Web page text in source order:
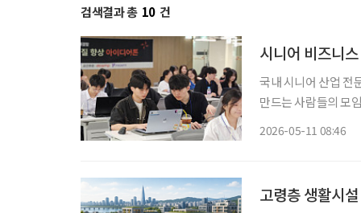
검색결과 총 10 건
시니어 비즈니
국내 시니어 산업 전
만드는 사람들의 모임’을 주제
2026-05-11 08:46
고령층 생활시